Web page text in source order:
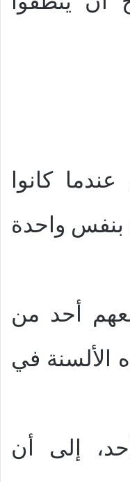
كانوا
بنفس واحدة
أحد من
الألسنة في
إلى أن